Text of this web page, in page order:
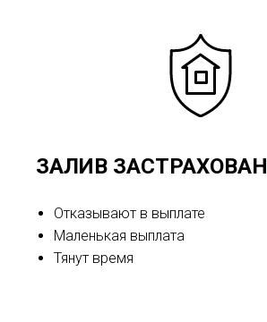
ЗАЛИВ ЗАСТРАХОВАН
Отказывают в выплате
Маленькая выплата
Тянут время